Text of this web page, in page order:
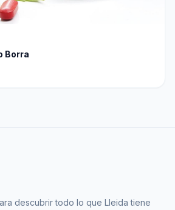
Borra
descubrir todo lo que Lleida tiene